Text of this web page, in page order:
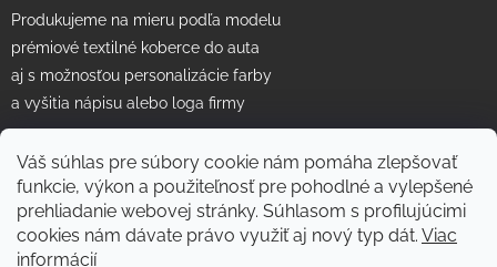
Váš súhlas pre súbory cookie nám pomáha zlepšovať
funkcie, výkon a použiteľnosť pre pohodlné a vylepšené
prehliadanie webovej stránky. Súhlasom s profilujúcimi
cookies nám dávate právo využiť aj nový typ dát. Viac
informácií
Produkujeme na mieru podľa modelu
prémiové textilné koberce do auta
aj s možnosťou personalizácie farby
a vyšitia nápisu alebo loga firmy